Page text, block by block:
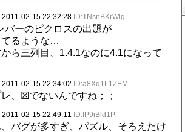
2011-02-15 22:32:28 ID:TNsnBKrWlg
バーのピクロスの出題が
てるような…
ら三列目、1.4.1なのに4.1になって
2011-02-15 22:34:02 ID:a8Xq1L1ZEM
、☒でないんですね；；
2011-02-15 22:49:11 ID:fP9iBld1P.
、バグが多すぎ、パズル、そろえたけ